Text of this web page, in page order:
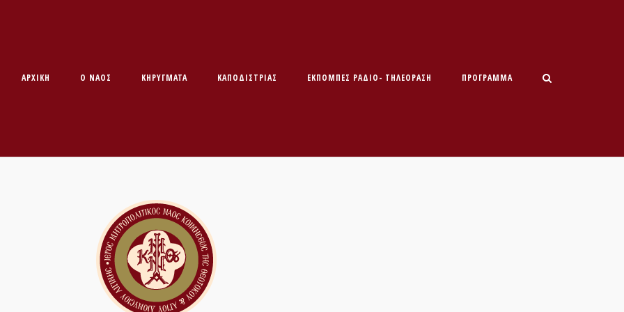
ΑΡΧΙΚΉ O ΝΑΌΣ ΚΗΡΥΓΜΑΤΑ ΚΑΠΟΔΊΣΤΡΙΑΣ ΕΚΠΟΜΠΕΣ ΡΑΔΙΟ- ΤΗΛΕΟΡΑΣΗ ΠΡΌΓΡΑΜΜΑ